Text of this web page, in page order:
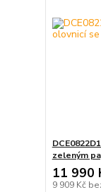
zeleným
11 990
9 909 Kč